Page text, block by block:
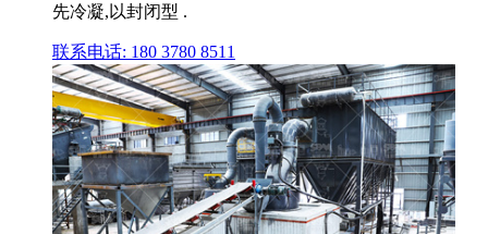
先冷凝,以封闭型 .
联系电话: 180 3780 8511